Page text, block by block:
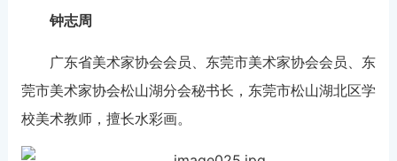
钟志周
广东省美术家协会会员、东莞市美术家协会会员、东
莞市美术家协会松山湖分会秘书长，东莞市松山湖北区学
校美术教师，擅长水彩画。